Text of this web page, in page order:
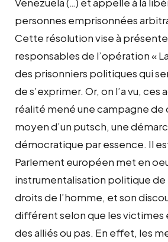
personnes emprisonnées
Cette résolution vise à
responsables de l’opération «
des prisonniers politiques qui
de s’exprimer. Or, on l’a vu, ces
réalité mené une campagne de
moyen d’un putsch, une
démocratique par essence. Il
Parlement européen met en
instrumentalisation politique de
droits de l’homme, et son
différent selon que les victimes
des alliés ou pas. En effet, les